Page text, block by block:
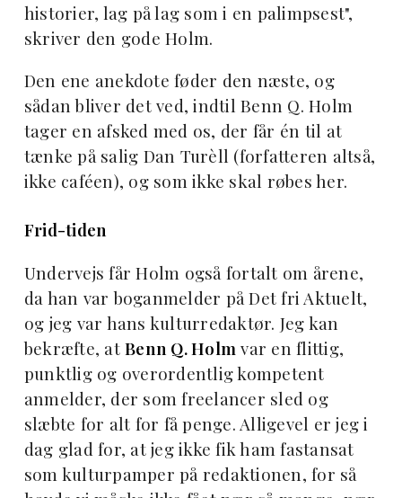
historier, lag på lag som i en palimpsest",
skriver den gode Holm.
Den ene anekdote føder den næste, og
sådan bliver det ved, indtil Benn Q. Holm
tager en afsked med os, der får én til at
tænke på salig Dan Turèll (forfatteren altså,
ikke caféen), og som ikke skal røbes her.
Frid-tiden
Undervejs får Holm også fortalt om årene,
da han var boganmelder på Det fri Aktuelt,
og jeg var hans kulturredaktør. Jeg kan
bekræfte, atBenn Q. Holm var en flittig,
punktlig og overordentlig kompetent
anmelder, der som freelancer sled og
slæbte for alt for få penge. Alligevel er jeg i
dag glad for, at jeg ikke fik ham fastansat
som kulturpamper på redaktionen, for så